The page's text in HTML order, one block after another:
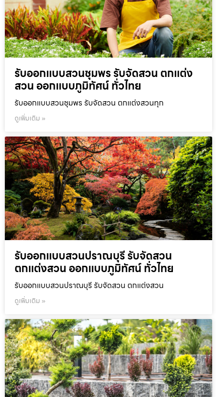
รับออกแบบสวนชุมพร รับจัดสวน ตกแต่ง
สวน ออกแบบภูมิทัศน์ ทั่วไทย
รับออกแบบสวนชุมพร รับจัดสวน ตกแต่งสวนทุก
ดูเพิ่มเติม »
รับออกแบบสวนปราณบุรี รับจัดสวน
ตกแต่งสวน ออกแบบภูมิทัศน์ ทั่วไทย
รับออกแบบสวนปราณบุรี รับจัดสวน ตกแต่งสวน
ดูเพิ่มเติม »